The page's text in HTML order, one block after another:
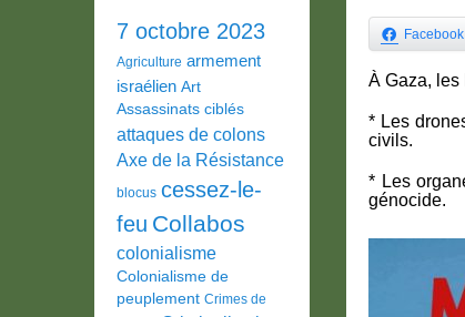
Facebook
À Gaza, les
* Les
civils.
* Les
génocide.
7 octobre 2023
Agriculture armement
israélien Art
Assassinats ciblés
attaques de colons
Axe de la Résistance
blocus cessez-le-
feu Collabos
colonialisme
Colonialisme de
peuplement Crimes de